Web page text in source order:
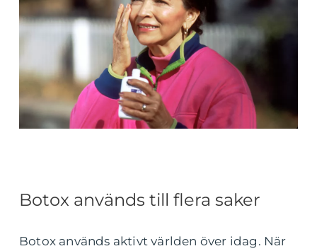
Botox används till flera saker
Botox används aktivt världen över idag. När